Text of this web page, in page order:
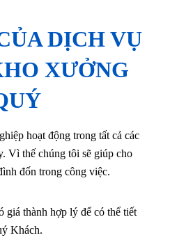
DỊCH VỤ
XƯỞNG
hoạt động trong tất cả các
Vì thế chúng tôi sẽ giúp cho
đốn trong công việc.
giá thành hợp lý để có thể tiết
Khách.